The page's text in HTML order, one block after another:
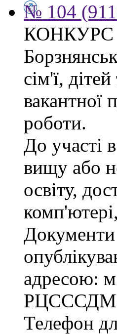
№ 104
КОНКУРС
сім'ї,
вакантної
роботи.
До участі
вищу або
освіту,
Документи
адресою:
Телефон